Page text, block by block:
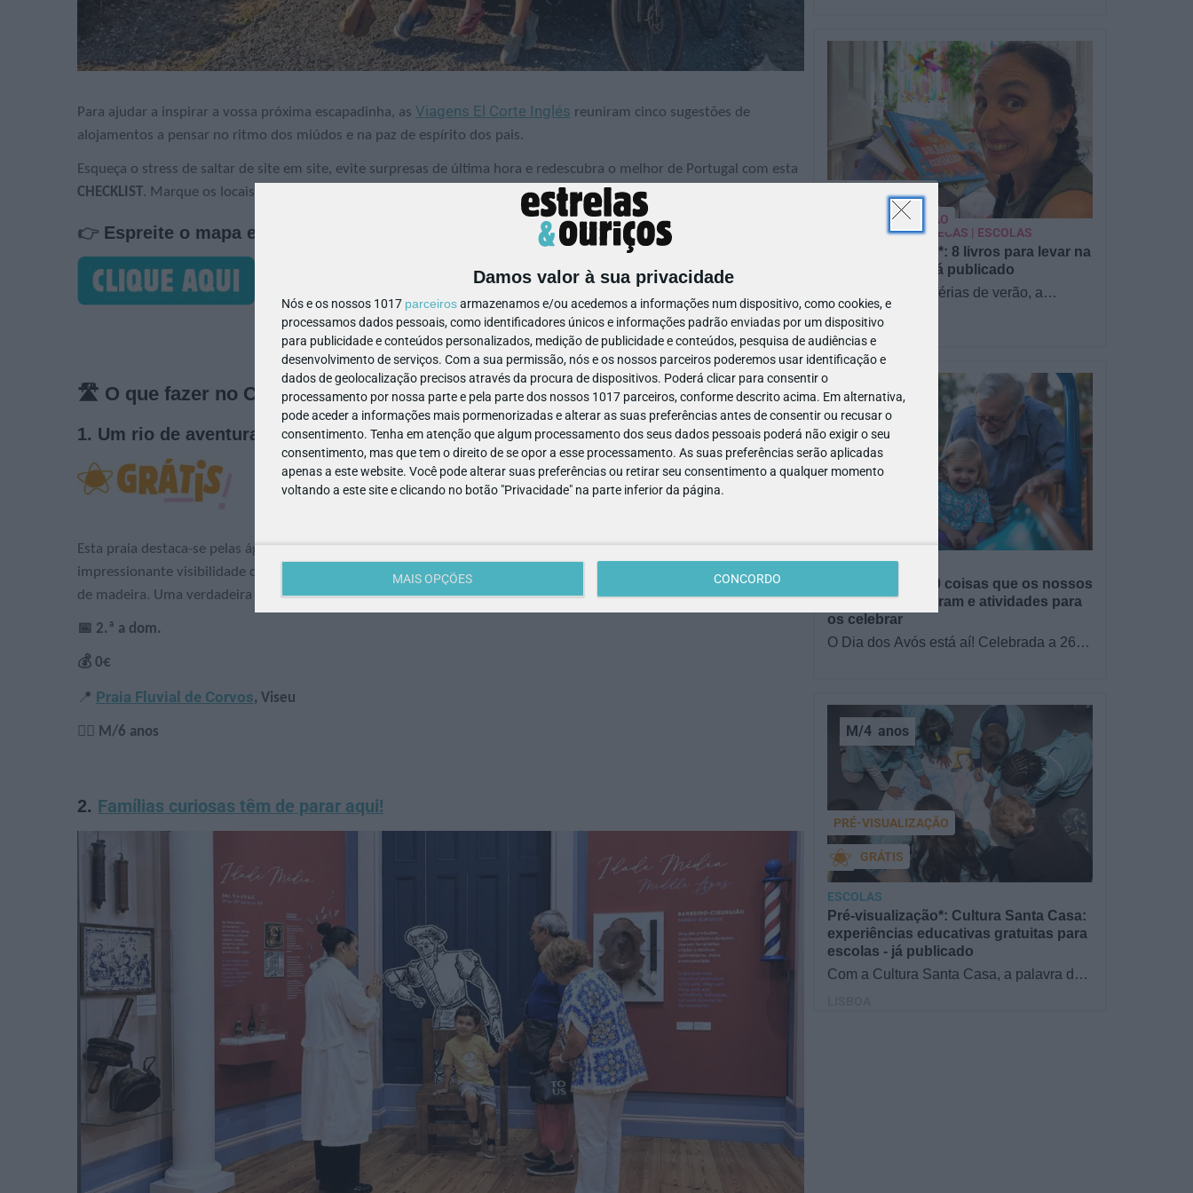
Damos valor à sua privacidade
Nós e os nossos 1017 parceirosarmazenamos e/ou acedemos a informações num dispositivo, como cookies, e
processamos dados pessoais, como identificadores únicos e informações padrão enviadas por um dispositivo
para publicidade e conteúdos personalizados, medição de publicidade e conteúdos, pesquisa de audiências e
desenvolvimento de serviços. Com a sua permissão, nós e os nossos parceiros poderemos usar identificação e
dados de geolocalização precisos através da procura de dispositivos. Poderá clicar para consentir o
processamento por nossa parte e pela parte dos nossos 1017 parceiros, conforme descrito acima. Em alternativa,
pode aceder a informações mais pormenorizadas e alterar as suas preferências antes de consentir ou recusar o
consentimento. Tenha em atenção que algum processamento dos seus dados pessoais poderá não exigir o seu
consentimento, mas que tem o direito de se opor a esse processamento. As suas preferências serão aplicadas
apenas a este website. Você pode alterar suas preferências ou retirar seu consentimento a qualquer momento
voltando a este site e clicando no botão "Privacidade" na parte inferior da página.
MAIS OPÇÕES CONCORDO
Para ajudar a inspirar a vossa próxima escapadinha, as Viagens El Corte Inglés reuniram cinco sugestões de
alojamentos a pensar no ritmo dos miúdos e na paz de espírito dos pais.
Esqueça o stress de saltar de site em site, evite surpresas de última hora e redescubra o melhor de Portugal com esta
CHECKLIST. Marque os locais por onde já passou e guarde as dicas de quem sabe tudo sobre viagens em família!
👉 Espreite o mapa e a playlist deste ano!
🛣️ O que fazer no Centro de Portugal?
1. Um rio de aventuras!
Esta praia destaca-se pelas águas transparentes que nascem na serra. O que mais fascina neste "paraíso" é a
impressionante visibilidade da água, que permite ver pequenos peixes a nadar entre as pedras a partir dos passadiços
de madeira. Uma verdadeira lição de biologia ao vivo enquanto se explora os moinhos antigos!
📅 2.ª a dom.
💰 0€
📍 Praia Fluvial de Corvos, Viseu
🙋‍♀️ M/6 anos
2. Famílias curiosas têm de parar aqui!
Pré-visualização*: 8 livros para levar na
mala de férias - já publicado
Para celebrar as férias de verão, a
Estrelas & Ouriços fez uma parceria com
a Sofia Vieira, da livraria…
PARA BEBÉS
PRÉ-VISUALIZAÇÃO
CONTOS E BIBLIOTECAS | ESCOLAS
Dia dos Avós: 10 coisas que os nossos
avós nos ensinaram e atividades para
os celebrar
O Dia dos Avós está aí! Celebrada a 26
BRINCAR
Pré-visualização*: Cultura Santa Casa:
experiências educativas gratuitas para
escolas - já publicado
Com a Cultura Santa Casa, a palavra de
M/4 anos
GRÁTIS
PRÉ-VISUALIZAÇÃO
ESCOLAS